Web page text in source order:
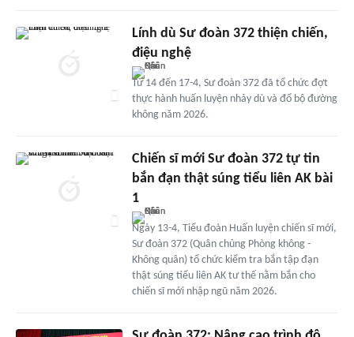
Lính dù Sư đoàn 372 thiện chiến,
điệu nghệ
Từ 14 đến 17-4, Sư đoàn 372 đã tổ chức đợt
thực hành huấn luyện nhảy dù và đổ bộ đường
không năm 2026.
Chiến sĩ mới Sư đoàn 372 tự tin
bắn đạn thật súng tiểu liên AK bài
1
Ngày 13-4, Tiểu đoàn Huấn luyện chiến sĩ mới,
Sư đoàn 372 (Quân chủng Phòng không -
Không quân) tổ chức kiểm tra bắn tập đạn
thật súng tiểu liên AK tư thế nằm bắn cho
chiến sĩ mới nhập ngũ năm 2026.